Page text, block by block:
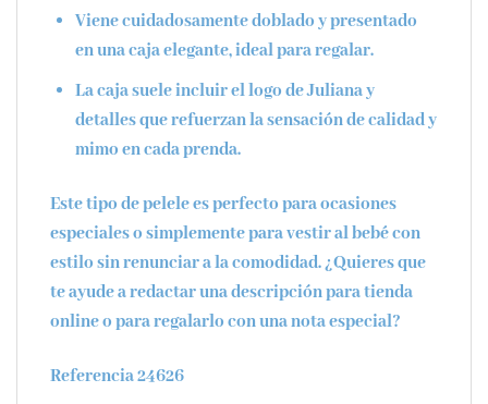
Viene cuidadosamente doblado y presentado
en una caja elegante, ideal para regalar.
La caja suele incluir el logo de Juliana y
detalles que refuerzan la sensación de calidad y
mimo en cada prenda.
Este tipo de pelele es perfecto para ocasiones
especiales o simplemente para vestir al bebé con
estilo sin renunciar a la comodidad. ¿Quieres que
te ayude a redactar una descripción para tienda
online o para regalarlo con una nota especial?
Referencia 24626